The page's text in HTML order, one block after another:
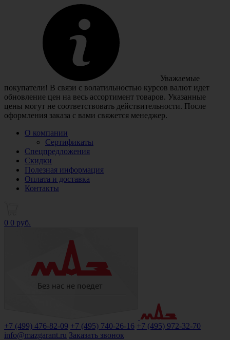
Уважаемые
покупатели! В связи с волатильностью курсов валют идет
обновление цен на весь ассортимент товаров. Указанные
цены могут не соответствовать действительности. После
оформления заказа с вами свяжется менеджер.
О компании
Сертификаты
Спецпредложения
Скидки
Полезная информация
Оплата и доставка
Контакты
0 0 руб.
+7 (499) 476-82-09 +7 (495) 740-26-16 +7 (495) 972-32-70
info@mazgarant.ru Заказать звонок